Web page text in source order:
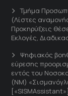
Τμήμα
(Λίστες
Προκηρύξεις
Εκλογές,
Ψηφιακός
εύρεσης
εντός του
(ΝΜ)
[«SISMAssistant»]